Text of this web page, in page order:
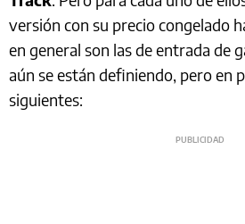
versión con su precio congelado
en general son las de entrada de
aún se están definiendo, pero en
siguientes: